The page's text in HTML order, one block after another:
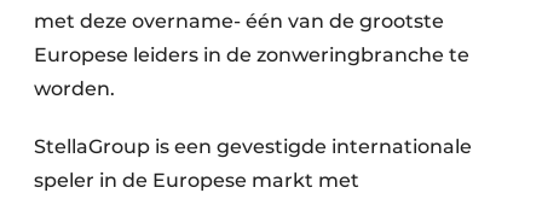
met deze overname- één van de grootste
Europese leiders in de zonweringbranche te
worden.
StellaGroup is een gevestigde internationale
speler in de Europese markt met